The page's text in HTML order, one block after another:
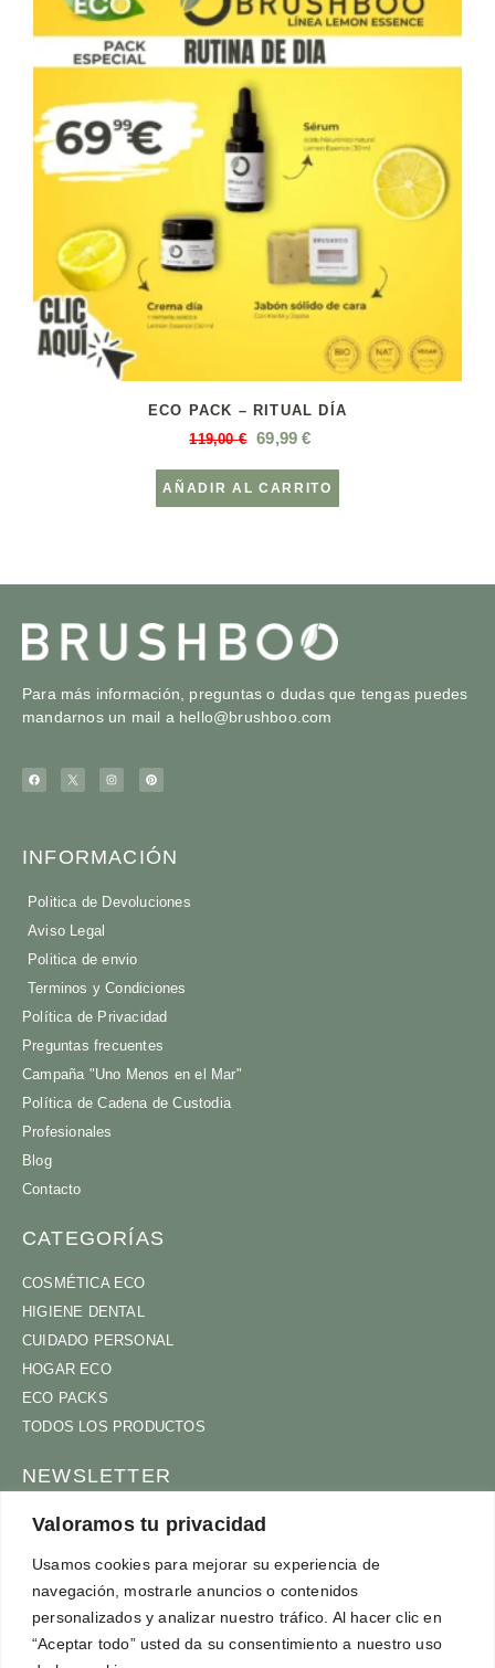
Valoramos tu privacidad
Usamos cookies para mejorar su experiencia de
navegación, mostrarle anuncios o contenidos
personalizados y analizar nuestro tráfico. Al hacer clic en
“Aceptar todo” usted da su consentimiento a nuestro uso
ECO PACK – RITUAL DÍA
119,00€ 69,99€
AÑADIR AL CARRITO
Para más información, preguntas o dudas que tengas puedes
mandarnos un mail a hello@brushboo.com
INFORMACIÓN
Politica de Devoluciones
Aviso Legal
Politica de envio
Terminos y Condiciones
Política de Privacidad
Preguntas frecuentes
Campaña "Uno Menos en el Mar"
Política de Cadena de Custodia
Profesionales
Blog
Contacto
CATEGORÍAS
COSMÉTICA ECO
HIGIENE DENTAL
CUIDADO PERSONAL
HOGAR ECO
ECO PACKS
TODOS LOS PRODUCTOS
NEWSLETTER
ÚNETE A NUESTRA COMUNIDAD
ACEPTOTÉRMINOS Y CONDICIONES
SUSCRÍBETE